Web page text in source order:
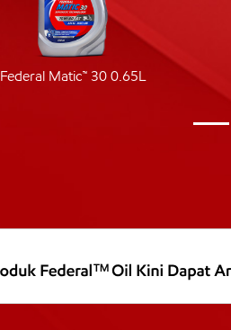
Federal Matic™ 30 0.65L